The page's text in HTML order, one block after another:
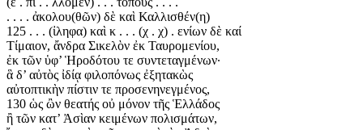
. . . . ἀκολου(θῶν) δὲ καὶ Καλλισθέν(η)
125 . . . (ἰληφα) καὶ κ . . . (χ . χ) . ενίων δὲ καί
Τίμαιον, ἄνδρα Σικελὸν ἐκ Ταυρομενίου,
ἐκ τῶν ὑφ’ Ἡροδότου τε συντεταγμένων·
ἃ δ’ αὐτὸς ἰδίᾳ φιλοπόνως ἐξητακὼς
αὐτοπτικὴν πίστιν τε προσενηνεγμένος,
130 ὡς ὢν θεατής οὐ μόνον τῆς Ἑλλάδος
ἢ τῶν κατ’ Ἀσὶαν κειμένων πολισμάτων,